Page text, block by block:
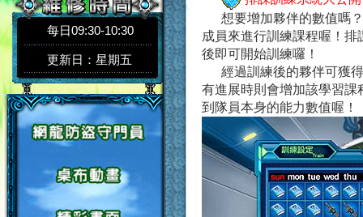
每日09:30-10:30
更新日：星期五
想要增加夥伴的數值嗎
成員來進行訓練課程喔！
後即可開始訓練囉！
經過訓練後的夥伴可獲
有進展時則會增加該學習
到隊員本身的能力數值喔！